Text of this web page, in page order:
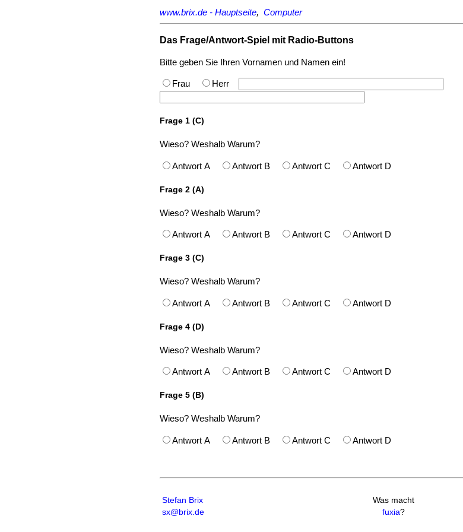
www.brix.de - Hauptseite, Computer
Das Frage/Antwort-Spiel mit Radio-Buttons
Bitte geben Sie Ihren Vornamen und Namen ein!
Frau Herr
Frage 1 (C)
Wieso? Weshalb Warum?
Antwort A Antwort B Antwort C Antwort D
Frage 2 (A)
Wieso? Weshalb Warum?
Antwort A Antwort B Antwort C Antwort D
Frage 3 (C)
Wieso? Weshalb Warum?
Antwort A Antwort B Antwort C Antwort D
Frage 4 (D)
Wieso? Weshalb Warum?
Antwort A Antwort B Antwort C Antwort D
Frage 5 (B)
Wieso? Weshalb Warum?
Antwort A Antwort B Antwort C Antwort D
Stefan Brix
sx@brix.de
Was macht
fuxia?